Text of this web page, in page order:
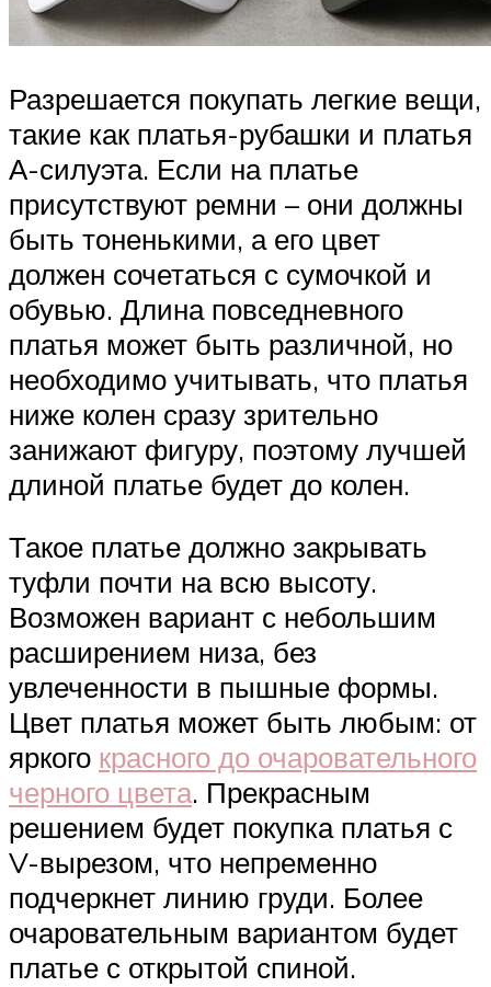
Разрешается покупать легкие вещи,
такие как платья-рубашки и платья
А-силуэта. Если на платье
присутствуют ремни – они должны
быть тоненькими, а его цвет
должен сочетаться с сумочкой и
обувью. Длина повседневного
платья может быть различной, но
необходимо учитывать, что платья
ниже колен сразу зрительно
занижают фигуру, поэтому лучшей
длиной платье будет до колен.
Такое платье должно закрывать
туфли почти на всю высоту.
Возможен вариант с небольшим
расширением низа, без
увлеченности в пышные формы.
Цвет платья может быть любым: от
яркого красного до очаровательного
черного цвета. Прекрасным
решением будет покупка платья с
V-вырезом, что непременно
подчеркнет линию груди. Более
очаровательным вариантом будет
платье с открытой спиной.